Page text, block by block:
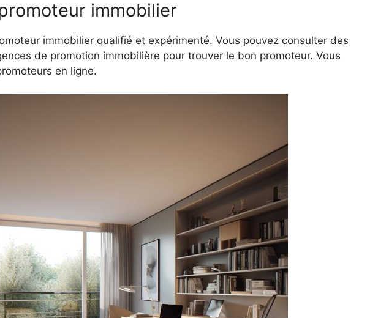
immobilier
immobilier qualifié et expérimenté. Vous pouvez consulter des
de promotion immobilière pour trouver le bon promoteur. Vous
en ligne.